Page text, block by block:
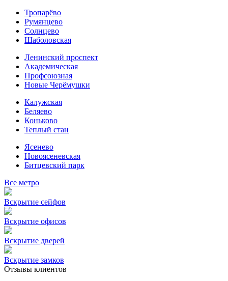
Тропарёво
Румянцево
Солнцево
Шаболовская
Ленинский проспект
Академическая
Профсоюзная
Новые Черёмушки
Калужская
Беляево
Коньково
Теплый стан
Ясенево
Новоясеневская
Битцевский парк
Все метро
Вскрытие сейфов
Вскрытие офисов
Вскрытие дверей
Вскрытие замков
Отзывы клиентов